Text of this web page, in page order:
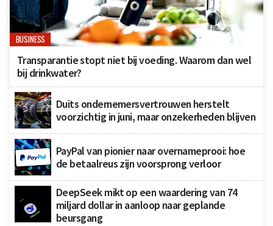
BUSINESS
Transparantie stopt niet bij voeding. Waarom dan wel
bij drinkwater?
Duits ondernemersvertrouwen herstelt
voorzichtig in juni, maar onzekerheden blijven
PayPal van pionier naar overnameprooi: hoe
de betaalreus zijn voorsprong verloor
DeepSeek mikt op een waardering van 74
miljard dollar in aanloop naar geplande
beursgang